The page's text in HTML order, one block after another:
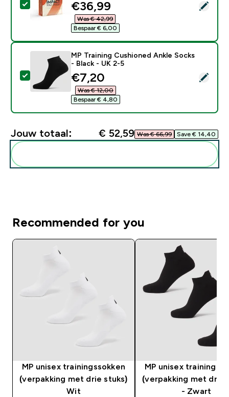
Selecteer dit product - Impact Whey Protein - 900G
discounted price
€36,99‎
Was € 42,99‎
Bespaar € 6,00‎
Selecteer dit product - MP Training Cushioned Ankle
MP Training Cushioned Ankle Socks
- Black - UK 2-5
discounted price
€7,20‎
Was € 12,00‎
Bespaar € 4,80‎
Jouw totaal: € 52,59‎ Was € 66,99‎ Save € 14,40‎
Recommended for you
MP unisex trainingssokken
(verpakking met drie stuks)
Wit
MP unisex
(verpakking met drie
- Zwart